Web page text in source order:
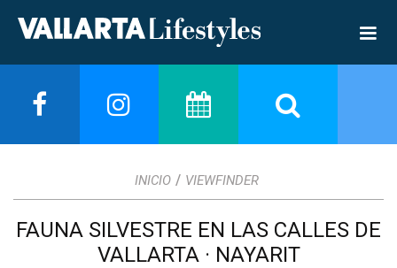
INICIO / VIEWFINDER
FAUNA SILVESTRE EN LAS CALLES DE
VALLARTA · NAYARIT